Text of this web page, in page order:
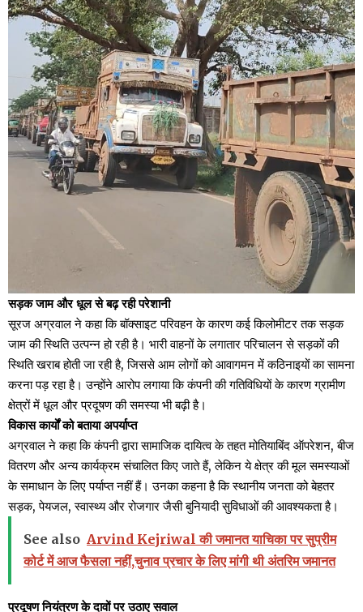
सड़क जाम और धूल से बढ़ रही परेशानी
सूरज अग्रवाल ने कहा कि बॉक्साइट परिवहन के कारण कई किलोमीटर तक सड़क
जाम की स्थिति उत्पन्न हो रही है। भारी वाहनों के लगातार परिचालन से सड़कों की
स्थिति खराब होती जा रही है, जिससे आम लोगों को आवागमन में कठिनाइयों का सामना
करना पड़ रहा है। उन्होंने आरोप लगाया कि कंपनी की गतिविधियों के कारण ग्रामीण
क्षेत्रों में धूल और प्रदूषण की समस्या भी बढ़ी है।
विकास कार्यों को बताया अपर्याप्त
अग्रवाल ने कहा कि कंपनी द्वारा सामाजिक दायित्व के तहत मोतियाबिंद ऑपरेशन, बीज
वितरण और अन्य कार्यक्रम संचालित किए जाते हैं, लेकिन ये क्षेत्र की मूल समस्याओं
के समाधान के लिए पर्याप्त नहीं हैं। उनका कहना है कि स्थानीय जनता को बेहतर
सड़क, पेयजल, स्वास्थ्य और रोजगार जैसी बुनियादी सुविधाओं की आवश्यकता है।
See also Arvind Kejriwal की जमानत याचिका पर सुप्रीम
कोर्ट में आज फैसला नहीं,चुनाव प्रचार के लिए मांगी थी अंतरिम जमानत
प्रदूषण नियंत्रण के दावों पर उठाए सवाल